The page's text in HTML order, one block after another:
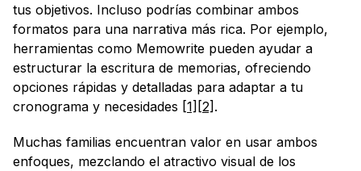
tus objetivos. Incluso podrías combinar ambos
formatos para una narrativa más rica. Por ejemplo,
herramientas como Memowrite pueden ayudar a
estructurar la escritura de memorias, ofreciendo
opciones rápidas y detalladas para adaptar a tu
cronograma y necesidades [1] [2] .
Muchas familias encuentran valor en usar ambos
enfoques, mezclando el atractivo visual de los